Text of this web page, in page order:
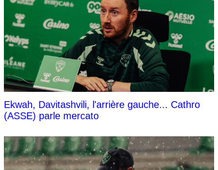
Ekwah, Davitashvili, l'arrière gauche... Cathro
(ASSE) parle mercato